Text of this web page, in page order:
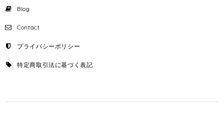
Blog
Contact
プライバシーポリシー
特定商取引法に基づく表記